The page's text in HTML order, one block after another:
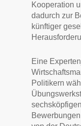
Kooperation
dadurch zur
künftiger
Eine
Politikern